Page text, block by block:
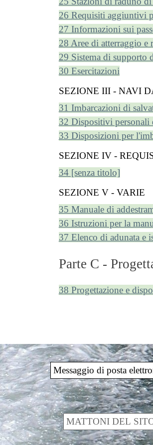
26 Requisiti aggiuntivi
27 Informazioni sui
28 Aree di atterraggio e
29 Sistema di supporto
30 Esercitazioni
SEZIONE III - NAVI
31 Imbarcazioni di
32 Dispositivi personali
33 Disposizioni per
SEZIONE IV -
34 [senza titolo]
SEZIONE V - VARIE
35 Manuale di
36 Istruzioni per la
37 Elenco di adunata e
Parte C -
38 Progettazione e
Messaggio di posta
MATTONI DEL